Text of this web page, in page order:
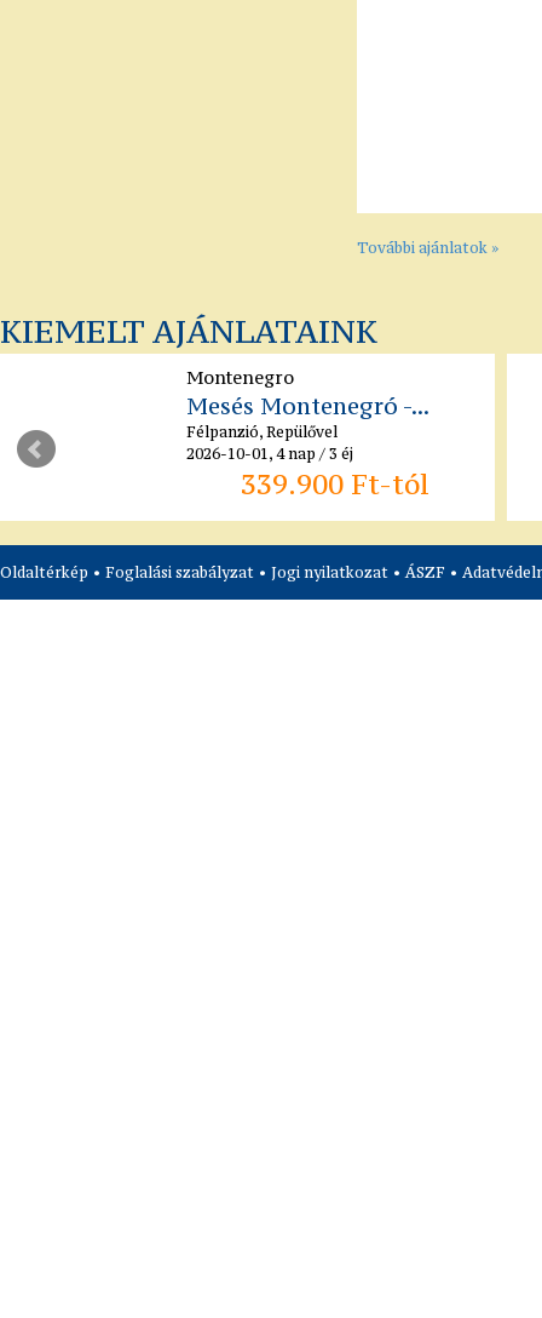
További ajánlatok »
KIEMELT AJÁNLATAINK
Montenegro
Mesés Montenegró -...
Félpanzió, Repülővel
2026-10-01, 4 nap / 3 éj
339.900 Ft-tól
Oldaltérkép • Foglalási szabályzat • Jogi nyilatkozat • ÁSZF •